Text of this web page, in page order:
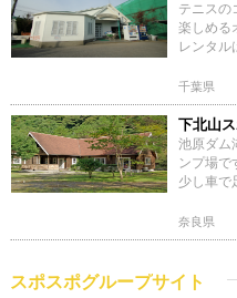
テニスの
楽しめる
レンタル
千葉県
下北山
池原ダム
ンプ場で
少し車で
奈良県
スポスポグループサイト